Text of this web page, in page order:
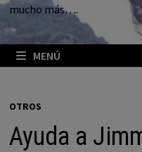
mucho más….
MENÚ
OTROS
Ayuda a